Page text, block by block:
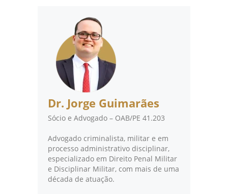
Dr. Jorge Guimarães
Sócio e Advogado – OAB/PE 41.203
Advogado criminalista, militar e em
processo administrativo disciplinar,
especializado em Direito Penal Militar
e Disciplinar Militar, com mais de uma
década de atuação.